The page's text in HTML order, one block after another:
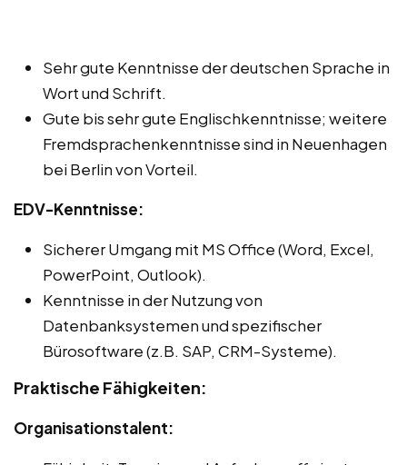
Sehr gute Kenntnisse der deutschen Sprache in
Wort und Schrift.
Gute bis sehr gute Englischkenntnisse; weitere
Fremdsprachenkenntnisse sind in Neuenhagen
bei Berlin von Vorteil.
EDV-Kenntnisse:
Sicherer Umgang mit MS Office (Word, Excel,
PowerPoint, Outlook).
Kenntnisse in der Nutzung von
Datenbanksystemen und spezifischer
Bürosoftware (z.B. SAP, CRM-Systeme).
Praktische Fähigkeiten:
Organisationstalent: